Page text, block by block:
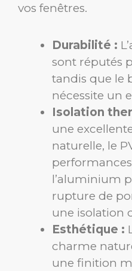
vos fenêtres.
Durabilité :
sont réputés
tandis que le
nécessite un
Isolation
une
naturelle, le
l’aluminium
rupture de
une isolation
Esthétique :
charme
une finition